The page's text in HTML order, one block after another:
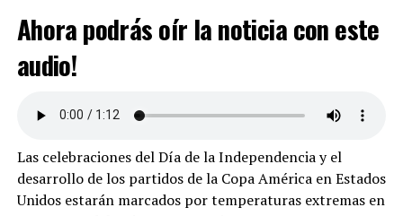
Ahora podrás oír la noticia con este
audio!
Las celebraciones del Día de la Independencia y el
desarrollo de los partidos de la Copa América en Estados
Unidos estarán marcados por temperaturas extremas en